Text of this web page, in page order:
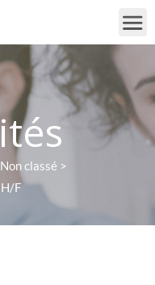
Non classé >
F